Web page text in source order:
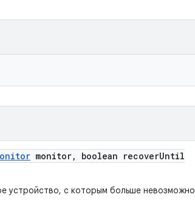
monitor, boolean recoverUntil
устройство, с которым больше невозможно